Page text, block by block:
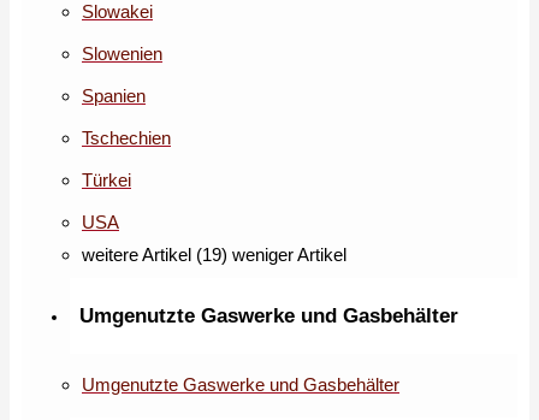
Slowakei
Slowenien
Spanien
Tschechien
Türkei
USA
weitere Artikel (19) weniger Artikel
Umgenutzte Gaswerke und Gasbehälter
Umgenutzte Gaswerke und Gasbehälter